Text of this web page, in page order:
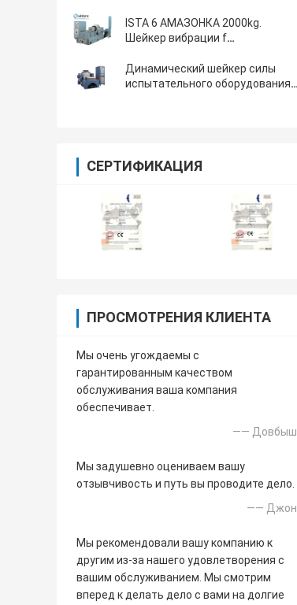
ISTA 6 АМАЗОНКА 2000kg.
Шейкер вибрации f
Динамический шейкер силы
испытательного оборудования
СЕРТИФИКАЦИЯ
ПРОСМОТРЕНИЯ КЛИЕНТА
Мы очень угождаемы с
гарантированным качеством
обслуживания ваша компания
обеспечивает.
—— Довбыш
Мы задушевно оцениваем вашу
отзывчивость и путь вы проводите дело.
—— Джон
Мы рекомендовали вашу компанию к
другим из-за нашего удовлетворения с
вашим обслуживанием. Мы смотрим
вперед к делать дело с вами на долгие